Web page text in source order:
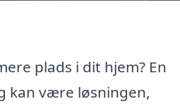
plads i dit hjem? En
kan være løsningen,